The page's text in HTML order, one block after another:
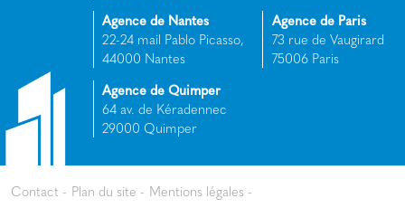
Agence de Nantes
22-24 mail Pablo Picasso,
44000 Nantes
Agence de Paris
73 rue de Vaugirard
75006 Paris
Agence de Quimper
64 av. de Kéradennec
29000 Quimper
Contact Plan du site Mentions légales